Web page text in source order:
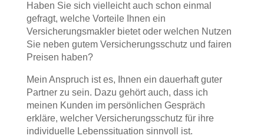
Haben Sie sich vielleicht auch schon einmal
gefragt, welche Vorteile Ihnen ein
Versicherungsmakler bietet oder welchen Nutzen
Sie neben gutem Versicherungsschutz und fairen
Preisen haben?
Mein Anspruch ist es, Ihnen ein dauerhaft guter
Partner zu sein. Dazu gehört auch, dass ich
meinen Kunden im persönlichen Gespräch
erkläre, welcher Versicherungsschutz für ihre
individuelle Lebenssituation sinnvoll ist.